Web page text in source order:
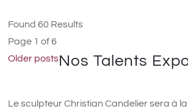
Found 60 Results
Page 1 of 6
Older postsNos Talents
Le sculpteur Christian Candelier sera à